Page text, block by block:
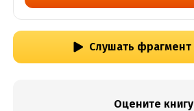
Слушать фрагмент
Оцените книгу